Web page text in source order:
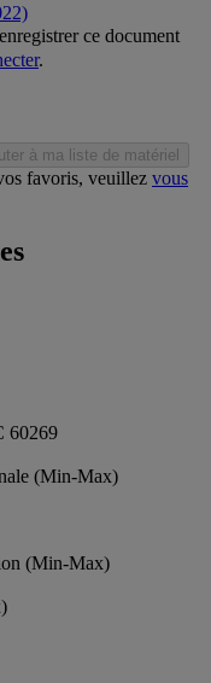
ce document
.
à ma liste de matériel
favoris, veuillez vous
60269
(Min-Max)
(Min-Max)